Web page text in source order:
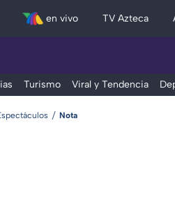
en vivo TV Azteca
Turismo Viral y Tendencia
Nota